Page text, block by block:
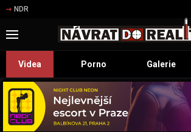
NDR
Videa Porno Galerie